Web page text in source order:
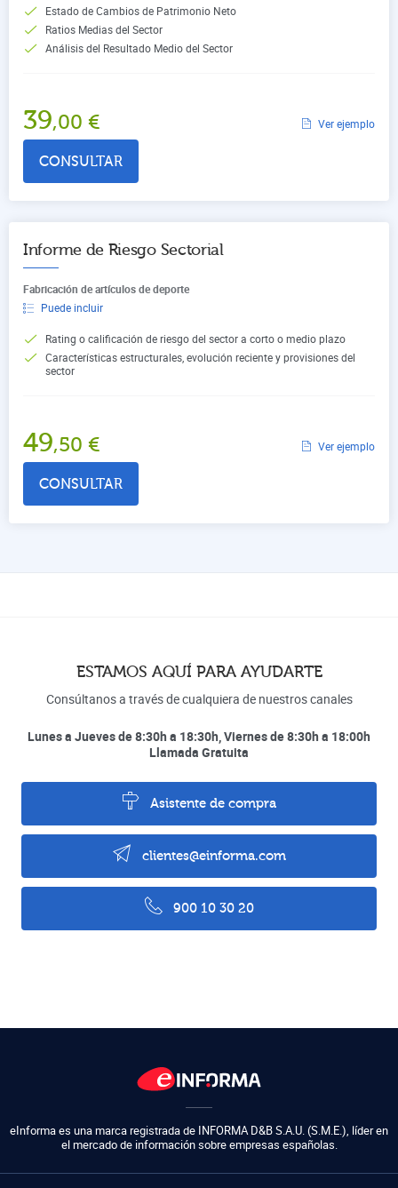
Estado de Cambios de Patrimonio Neto
Ratios Medias del Sector
Análisis del Resultado Medio del Sector
39,00 € Ver ejemplo
CONSULTAR
Informe de Riesgo Sectorial
Fabricación de artículos de deporte
Puede incluir
Rating o calificación de riesgo del sector a corto o medio plazo
Características estructurales, evolución reciente y provisiones del
sector
49,50 € Ver ejemplo
CONSULTAR
ESTAMOS AQUÍ PARA AYUDARTE
Consúltanos a través de cualquiera de nuestros canales
Lunes a Jueves de 8:30h a 18:30h, Viernes de 8:30h a 18:00h
Llamada Gratuita
Asistente de compra
clientes@einforma.com
900 10 30 20
eInforma es una marca registrada de INFORMA D&B S.A.U. (S.M.E.), líder en
el mercado de información sobre empresas españolas.